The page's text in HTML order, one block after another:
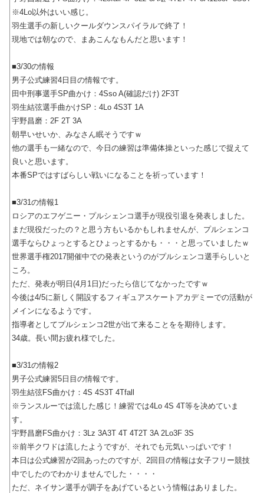
※4Lo以外はいい感じ。
羽生選手の新しいクールダウンスパイラルで終了！
現地では朝なので、まあこんなもんだと思います！
■3/30の情報
男子公式練習4日目の情報です。
田中刑事選手SP曲かけ：4Sso A(確認だけ) 2F3T
羽生結弦選手曲かけSP：4Lo 4S3T 1A
宇野昌磨：2F 2T 3A
朝早いせいか、みなさん眠そうですｗ
他の選手も一緒なので、今日の練習は準備体操といった感じで捉えて
良いと思います。
本番SPではすばらしい戦いになることを祈っています！
■3/31の情報1
ロシアのエフゲニー・プルシェンコ選手が現役引退を発表しました。
まだ現役だったの？と思う方もいるかもしれませんが、プルシェンコ
選手ならひょっとするとひょっとするかも・・・と思っていましたｗ
世界選手権2017開催中での発表というのがプルシェンコ選手らしいと
ころ。
ただ、発表が明日(4月1日)だったら信じてなかったですｗ
今後は4/5に新しく開設するフィギュアスケートアカデミーでの活動が
メインになるようです。
指導者としてプルシェンコ2世が出て来ることをを期待します。
34歳。長い間お疲れ様でした。
■3/31の情報2
男子公式練習5日目の情報です。
羽生結弦FS曲かけ：4S 4S3T 4Tfall
※ランスルーでは流した感じ！練習では4Lo 4S 4T等を决めていま
す。
宇野昌磨FS曲かけ：3Lz 3A3T 4T 4T2T 3A 2Lo3F 3S
※前半クワドは流したようですが、それでも元気いっぱいです！
本日は公式練習が2回あったのですが、2回目の情報は女子フリー競技
中でしたのでわかりませんでした・・・・
ただ、ネイサン選手が調子をあげているという情報はありました。